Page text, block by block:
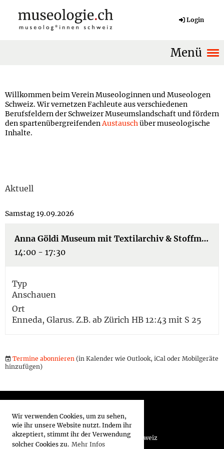
Wir verwenden Cookies, um zu sehen,
wie ihr unsere Website nutzt. Indem ihr
akzeptiert, stimmt ihr der Verwendung
solcher Cookies zu. Mehr Infos
Login
Menü
Willkommen beim Verein Museologinnen und Museologen
Schweiz. Wir vernetzen Fachleute aus verschiedenen
Berufsfeldern der Schweizer Museumslandschaft und fördern
den spartenübergreifendenAustauschüber museologische
Inhalte.
Aktuell
Samstag 19.09.2026
Anna Göldi Museum mit Textilarchiv & Stoffmustersammlung, Enneda bei Glarus
14:00 - 17:30
Typ
Anschauen
Ort
Enneda, Glarus. Z.B. ab Zürich HB 12:43 mit S 25
Termine abonnieren (in Kalender wie Outlook, iCal oder Mobilgeräte
hinzufügen)
© Verein Museologinnen und Museologen Schweiz